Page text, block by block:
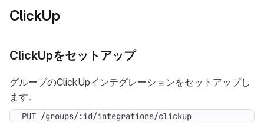
ClickUp
ClickUpをセットアップ
グループのClickUpインテグレーションをセットアップし
ます。
PUT /groups/:id/integrations/clickup